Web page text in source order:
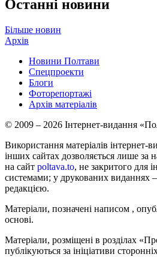
Останні новини
Більше новин
Архів
Новини Полтави
Спецпроекти
Блоги
Фоторепортажі
Архів матеріалів
© 2009 – 2026 Інтернет-видання
Використання матеріалів
інших сайтах дозволяється лише за
на сайт poltava.to, не закритого для
системами; у друкованих
редакцією.
Матеріали, позначені написом ,
основі.
Матеріали, розміщені в розділах
публікуються за ініціативи